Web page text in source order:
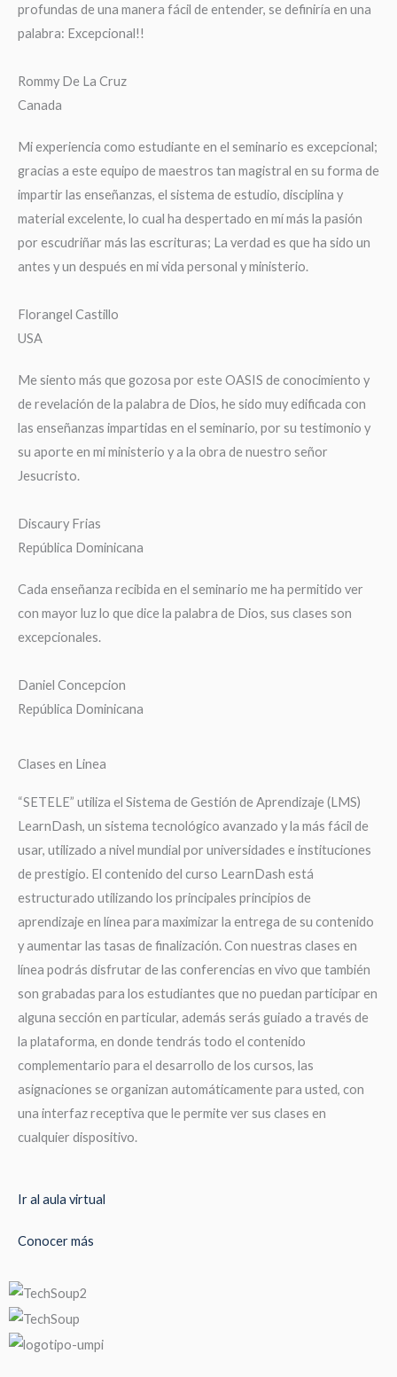
profundas de una manera fácil de entender, se definiría en una
palabra: Excepcional!!
Rommy De La Cruz
Canada
Mi experiencia como estudiante en el seminario es excepcional;
gracias a este equipo de maestros tan magistral en su forma de
impartir las enseñanzas, el sistema de estudio, disciplina y
material excelente, lo cual ha despertado en mí más la pasión
por escudriñar más las escrituras; La verdad es que ha sido un
antes y un después en mi vida personal y ministerio.
Florangel Castillo
USA
Me siento más que gozosa por este OASIS de conocimiento y
de revelación de la palabra de Dios, he sido muy edificada con
las enseñanzas impartidas en el seminario, por su testimonio y
su aporte en mi ministerio y a la obra de nuestro señor
Jesucristo.
Discaury Frias
República Dominicana
Cada enseñanza recibida en el seminario me ha permitido ver
con mayor luz lo que dice la palabra de Dios, sus clases son
excepcionales.
Daniel Concepcion
República Dominicana
Clases en Linea
“SETELE” utiliza el Sistema de Gestión de Aprendizaje (LMS)
LearnDash, un sistema tecnológico avanzado y la más fácil de
usar, utilizado a nivel mundial por universidades e instituciones
de prestigio. El contenido del curso LearnDash está
estructurado utilizando los principales principios de
aprendizaje en línea para maximizar la entrega de su contenido
y aumentar las tasas de finalización. Con nuestras clases en
línea podrás disfrutar de las conferencias en vivo que también
son grabadas para los estudiantes que no puedan participar en
alguna sección en particular, además serás guiado a través de
la plataforma, en donde tendrás todo el contenido
complementario para el desarrollo de los cursos, las
asignaciones se organizan automáticamente para usted, con
una interfaz receptiva que le permite ver sus clases en
cualquier dispositivo.
Ir al aula virtual
Conocer más